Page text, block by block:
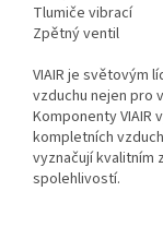
Tlumiče vibrací
Zpětný ventil
VIAIR je světovým
vzduchu nejen pro
Komponenty VIAIR
kompletních
vyznačují kvalitním
spolehlivostí.